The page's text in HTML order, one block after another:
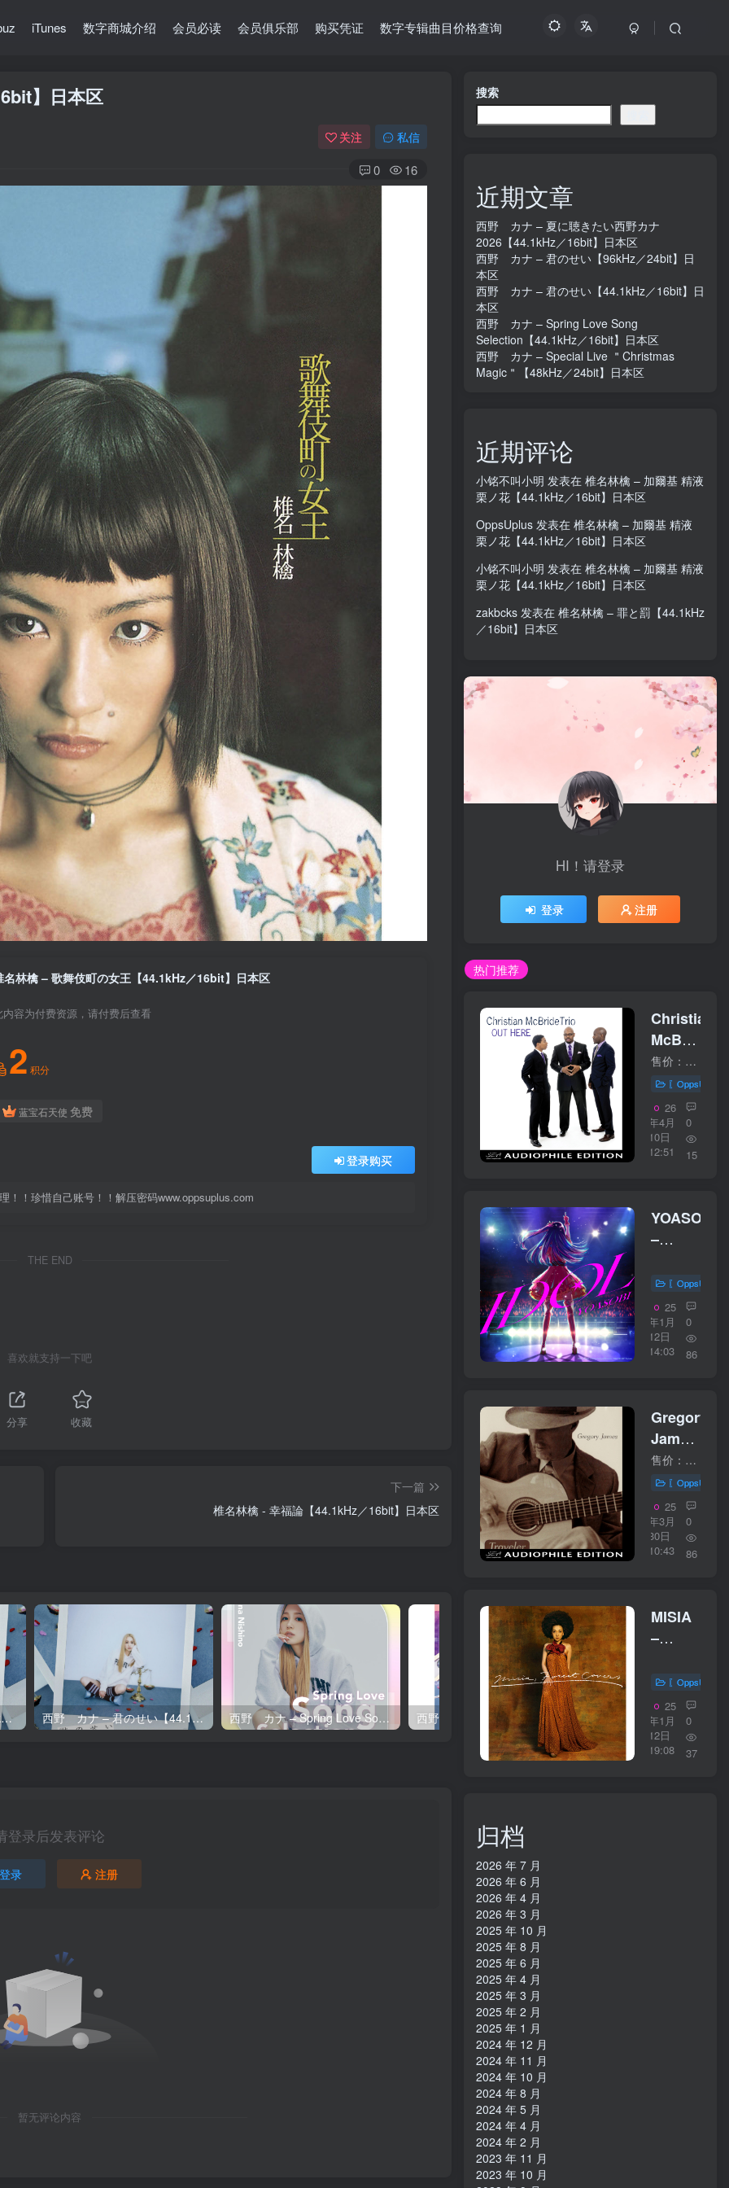
iTunes 数字商城介绍 会员必读 会员俱乐部 购买凭证 数字专辑曲目价格查询
】日本区
关注 私信
0 16
名林檎 – 歌舞伎町の女王【44.1kHz／16bit】日本区
内容为付费资源，请付费后查看
2 积分
蓝宝石天使 免费
登录购买
！珍惜自己账号！！解压密码www.oppsuplus.com
THE END
喜欢就支持一下吧
分享 收藏
下一篇
椎名林檎 - 幸福論【44.1kHz／16bit】日本区
西野 カナ – 君のせい【96kHz／24bit】日本区 西野 カナ – 君のせい【44.1kHz／16bit】日本区 西野 カナ – Spring Love Song Selection【44.1kHz／16bit】日本区 西野 カナ – Special Live ＂Christmas Magic＂【48kHz／24bit】日本区
登录后发表评论
登录 注册
暂无评论内容
搜索
近期文章
西野 カナ – 夏に聴きたい西野カナ
2026【44.1kHz／16bit】日本区
西野 カナ – 君のせい【96kHz／24bit】日
本区
西野 カナ – 君のせい【44.1kHz／16bit】日
本区
西野 カナ – Spring Love Song
Selection【44.1kHz／16bit】日本区
西野 カナ – Special Live ＂Christmas
Magic＂【48kHz／24bit】日本区
近期评论
小铭不叫小明 发表在 椎名林檎 – 加爾基 精液
栗ノ花【44.1kHz／16bit】日本区
OppsUplus 发表在 椎名林檎 – 加爾基 精液
栗ノ花【44.1kHz／16bit】日本区
小铭不叫小明 发表在 椎名林檎 – 加爾基 精液
栗ノ花【44.1kHz／16bit】日本区
zakbcks 发表在 椎名林檎 – 罪と罰【44.1kHz
／16bit】日本区
HI！请登录
登录 注册
热门推荐
Christian
McBride
Trio –
Out
Here
19224WAV
售价：30美元 购买链接：https://bluecoastmusic.com/christian-mcbride/out-here 01 - Ham Hocks and Cabbage02 - Hallelujah Time03 - I Guess I'll Have To Forget04 - Easy Walker05 - My F...
〖OppsUplus
26
年4月
10日
12:51
0
15
YOASOBI
–
／
24bit】
日本区
〖OppsUplus
25
年1月
12日
14:03
0
86
Gregory
James
–
Traveler
19224WAV
售价：30美元 购买链接：https://bluecoastmusic.com/gregory-james/traveler 01 - So She Said02 - Camino del Mar03 - Traveler04 - Angel of Mine05 - The Glide06 - We Can Make It07 - Ser...
〖OppsUplus
25
年3月
30日
10:43
0
86
MISIA
–
の森 -
Forest
Covers-
【44．
〖OppsUplus
25
年1月
12日
19:08
0
37
归档
2026 年 7 月
2026 年 6 月
2026 年 4 月
2026 年 3 月
2025 年 10 月
2025 年 8 月
2025 年 6 月
2025 年 4 月
2025 年 3 月
2025 年 2 月
2025 年 1 月
2024 年 12 月
2024 年 11 月
2024 年 10 月
2024 年 8 月
2024 年 5 月
2024 年 4 月
2024 年 2 月
2023 年 11 月
2023 年 10 月